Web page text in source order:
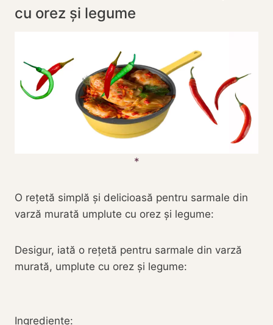
cu orez și legume
O rețetă simplă și delicioasă pentru sarmale din
varză murată umplute cu orez și legume:
Desigur, iată o rețetă pentru sarmale din varză
murată, umplute cu orez și legume:
Ingrediente: